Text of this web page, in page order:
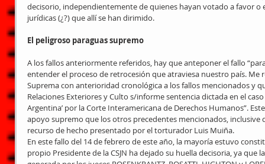
decisorio, independientemente de quienes hayan votado a favor
jurídicas (¿?) que allí se han dirimido.
El peligroso paraguas supremo
A los fallos anteriormente referidos, hay que anteponer el fallo
entender el proceso de retrocesión que atraviesa nuestro país.
Suprema con anterioridad cronológica a los fallos mencionados y
Relaciones Exteriores y Culto s/informe sentencia dictada en el caso
Argentina’ por la Corte Interamericana de Derechos Humanos”.
apoyo supremo que los otros precedentes mencionados, inclusive
recurso de hecho presentado por el torturador Luis Muiña.
En este fallo del 14 de febrero de este año, la mayoría estuvo
propio Presidente de la CSJN ha dejado su huella decisoria, ya